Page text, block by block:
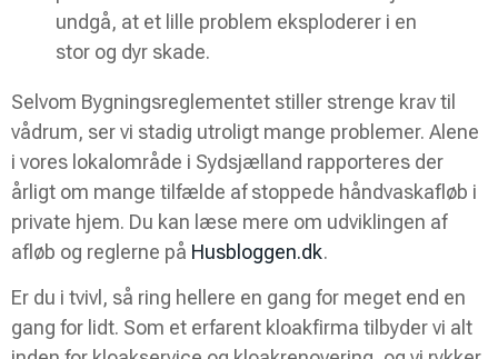
undgå, at et lille problem eksploderer i en
stor og dyr skade.
Selvom Bygningsreglementet stiller strenge krav til
vådrum, ser vi stadig utroligt mange problemer. Alene
i vores lokalområde i Sydsjælland rapporteres der
årligt om mange tilfælde af stoppede håndvaskafløb i
private hjem. Du kan læse mere om udviklingen af
afløb og reglerne på Husbloggen.dk.
Er du i tvivl, så ring hellere en gang for meget end en
gang for lidt. Som et erfarent kloakfirma tilbyder vi alt